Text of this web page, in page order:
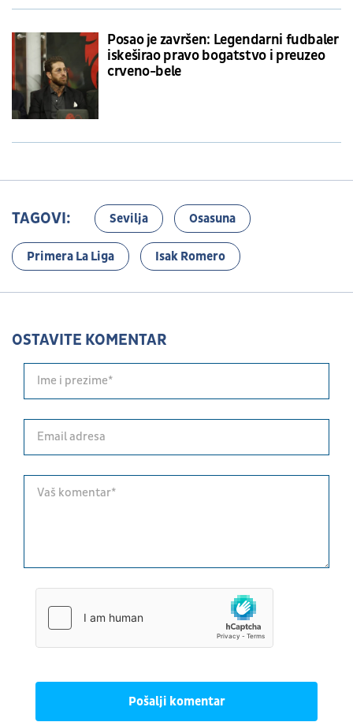
Posao je završen: Legendarni fudbaler
iskeširao pravo bogatstvo i preuzeo
crveno-bele
TAGOVI: Sevilja Osasuna
Primera La Liga Isak Romero
OSTAVITE KOMENTAR
Pošalji komentar